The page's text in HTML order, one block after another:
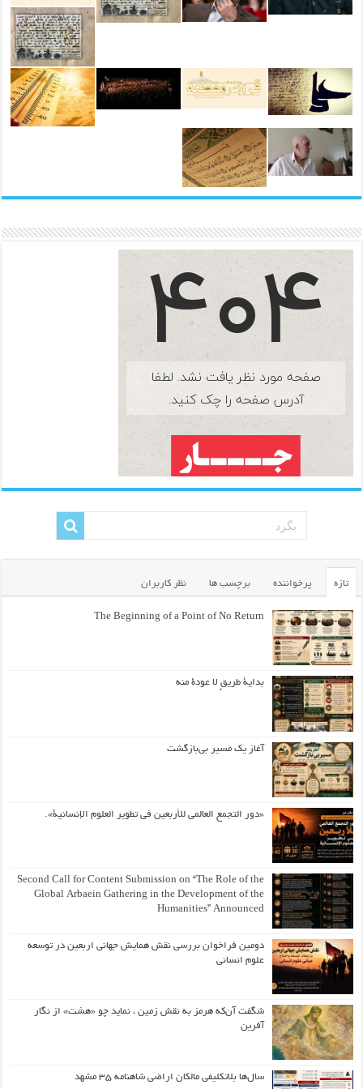
تازه پرخواننده برچسب ها نظر کاربران
The Beginning of a Point of No Return
بداية طريقٍ لا عودة منه
آغاز یک مسیر بی‌بازگشت
«دور التجمع العالمي للأربعين في تطوير العلوم الإنسانية».
Second Call for Content Submission on “The Role of the
Global Arbaein Gathering in the Development of the
Humanities” Announced
دومین فراخوان بررسی نقش همایش جهانی اربعین در توسعه
علوم انسانی
شگفت آن‌که هرمز به نقش زمین ، نماید چو «هشت» از نگار
آفرین
سال‌ها بلاتکلیفی مالکان اراضی شاهنامه ۳۵ مشهد